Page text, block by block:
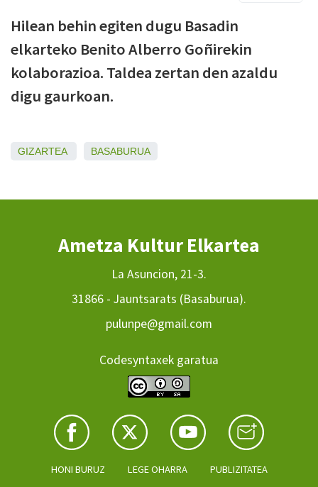
Hilean behin egiten dugu Basadin
elkarteko Benito Alberro Goñirekin
kolaborazioa. Taldea zertan den azaldu
digu gaurkoan.
GIZARTEA BASABURUA
Ametza Kultur Elkartea
La Asuncion, 21-3.
31866 - Jauntsarats (Basaburua).
pulunpe@gmail.com
Codesyntaxek garatua
HONI BURUZ LEGE OHARRA PUBLIZITATEA